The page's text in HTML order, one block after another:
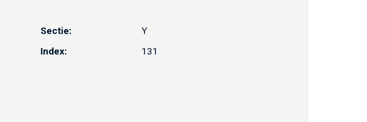
Sectie:
Y
Index:
131